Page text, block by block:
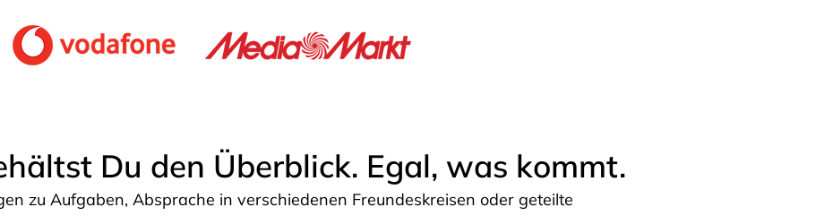
Du den Überblick. Egal, was kommt.
zu Aufgaben, Absprache in verschiedenen Freundeskreisen oder geteilte